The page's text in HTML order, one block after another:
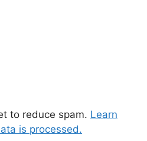
to reduce spam. Learn
is processed.